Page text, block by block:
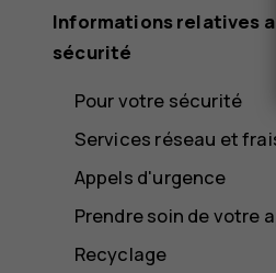
Informations relatives
sécurité
Pour votre sécurité
Services réseau et
Appels d'urgence
Prendre soin de votre
Recyclage